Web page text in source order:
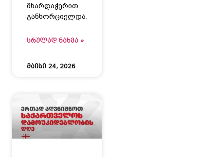
მხარდაჭერით
განხორციელდა.
ᲡᲠᲣᲚᲐᲓ ᲜᲐᲮᲕᲐ »
მაისი 24, 2026